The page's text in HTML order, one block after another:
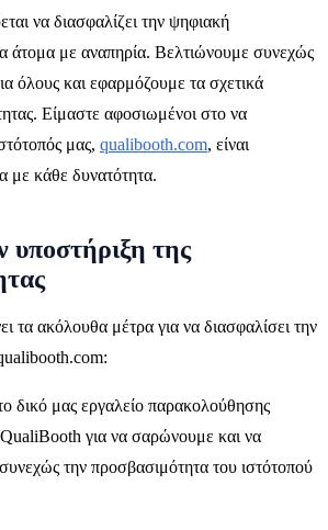
να διασφαλίζει την ψηφιακή
άτομα με αναπηρία. Βελτιώνουμε συνεχώς
όλους και εφαρμόζουμε τα σχετικά
Είμαστε αφοσιωμένοι στο να
μας, qualibooth.com, είναι
με κάθε δυνατότητα.
υποστήριξη της
τα ακόλουθα μέτρα για να διασφαλίσει την
δικό μας εργαλείο παρακολούθησης
για να σαρώνουμε και να
την προσβασιμότητα του ιστότοπού